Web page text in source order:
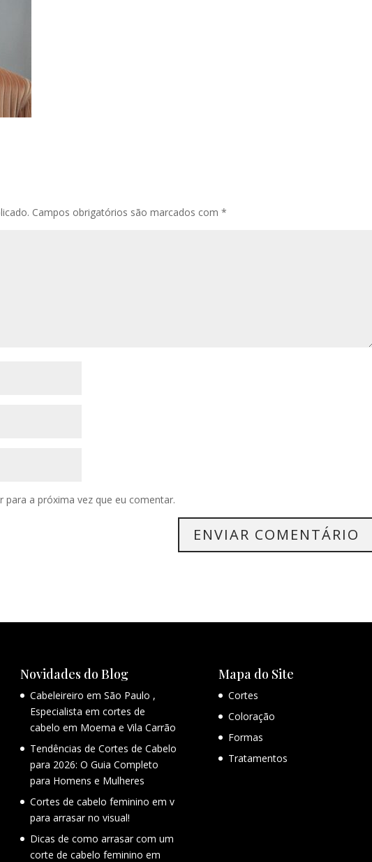
Campos obrigatórios são marcados com*
para a próxima vez que eu comentar.
Novidades do Blog
Cabeleireiro em São Paulo ,
Especialista em cortes de
cabelo em Moema e Vila Carrão
Tendências de Cortes de Cabelo
para 2026: O Guia Completo
para Homens e Mulheres
Cortes de cabelo feminino em v
para arrasar no visual!
Dicas de como arrasar com um
corte de cabelo feminino em
Mapa do Site
Cortes
Coloração
Formas
Tratamentos